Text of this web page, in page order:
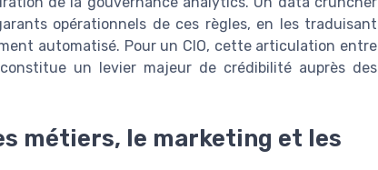
opérationnels de ces règles, en les traduisant
automatisé. Pour un CIO, cette articulation entre
un levier majeur de crédibilité auprès des
métiers, le marketing et les